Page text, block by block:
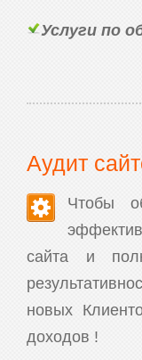
Услуги по
Аудит
Чтобы
сайта и
новых
доходов !